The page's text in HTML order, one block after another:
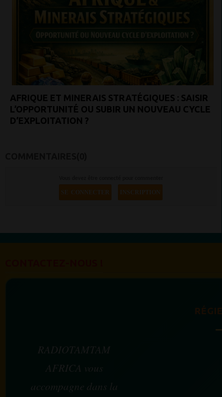
AFRIQUE ET MINERAIS STRATÉGIQUES : SAISIR
L’OPPORTUNITÉ OU SUBIR UN NOUVEAU CYCLE
D’EXPLOITATION ?
SE CONNECTER INSCRIPTION
RADIOTAMTAM
AFRICA vous
accompagne dans la